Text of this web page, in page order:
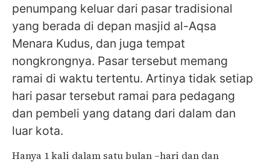
penumpang keluar dari pasar tradisional
yang berada di depan masjid al-Aqsa
Menara Kudus, dan juga tempat
nongkrongnya. Pasar tersebut memang
ramai di waktu tertentu. Artinya tidak setiap
hari pasar tersebut ramai para pedagang
dan pembeli yang datang dari dalam dan
luar kota.
Hanya 1 kali dalam satu bulan –hari dan dan